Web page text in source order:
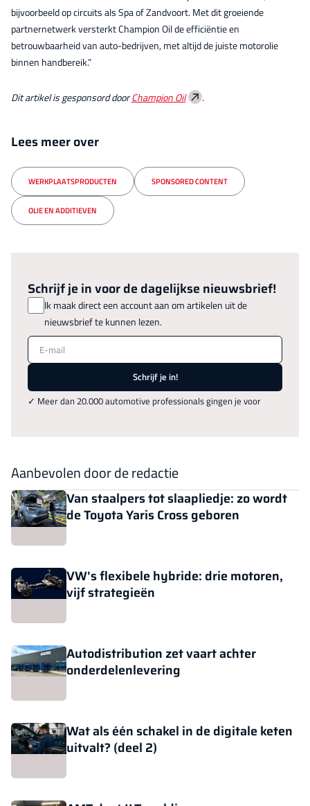
bijvoorbeeld op circuits als Spa of Zandvoort. Met dit groeiende
partnernetwerk versterkt Champion Oil de efficiëntie en
betrouwbaarheid van auto-bedrijven, met altijd de juiste motorolie
binnen handbereik.”
Dit artikel is gesponsord doorChampion Oil .
Lees meer over
WERKPLAATSPRODUCTEN SPONSORED CONTENT
OLIE EN ADDITIEVEN
Schrijf je in voor de dagelijkse nieuwsbrief!
Ik maak direct een account aan om artikelen uit de
nieuwsbrief te kunnen lezen.
E-mail
Schrijf je in!
✓ Meer dan 20.000 automotive professionals gingen je voor
Aanbevolen door de redactie
Van staalpers tot slaapliedje: zo wordt
de Toyota Yaris Cross geboren
VW's flexibele hybride: drie motoren,
vijf strategieën
Autodistribution zet vaart achter
onderdelenlevering
Wat als één schakel in de digitale keten
uitvalt? (deel 2)